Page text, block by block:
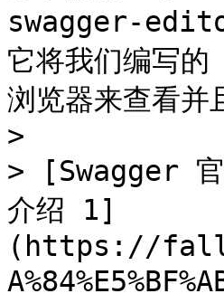
swagger-
它将我们编写
浏览器来查看
>
> [Swagger
介绍 1]
(https://